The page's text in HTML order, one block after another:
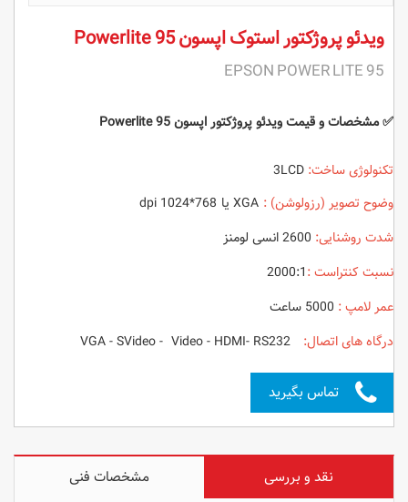
ویدئو پروژکتور استوک اپسون Powerlite 95
EPSON POWER LITE 95
✅ مشخصات و قیمت ویدئو پروژکتور اپسون Powerlite 95
تکنولوژی ساخت:
وضوح تصویر (رزولوشن) :
شدت روشنایی:
نسبت کنتراست :2000:1
عمر لامپ :
درگاه های اتصال:
تماس بگیرید
نقد و بررسی
مشخصات فنی